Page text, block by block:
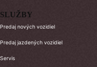
SLUŽBY
Predaj nových vozidiel
Predaj jazdených vozidiel
Servis